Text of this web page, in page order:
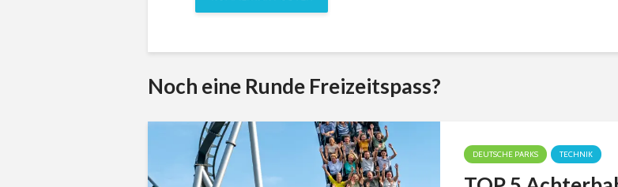
Noch eine Runde Freizeitspass?
DEUTSCHE PARKS TECHNIK